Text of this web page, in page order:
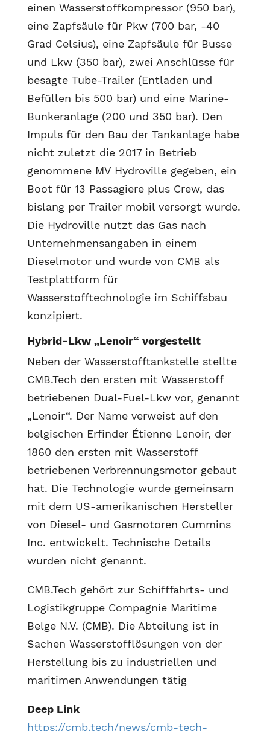
einen Wasserstoffkompressor (950 bar),
eine Zapfsäule für Pkw (700 bar, -40
Grad Celsius), eine Zapfsäule für Busse
und Lkw (350 bar), zwei Anschlüsse für
besagte Tube-Trailer (Entladen und
Befüllen bis 500 bar) und eine Marine-
Bunkeranlage (200 und 350 bar). Den
Impuls für den Bau der Tankanlage habe
nicht zuletzt die 2017 in Betrieb
genommene MV Hydroville gegeben, ein
Boot für 13 Passagiere plus Crew, das
bislang per Trailer mobil versorgt wurde.
Die Hydroville nutzt das Gas nach
Unternehmensangaben in einem
Dieselmotor und wurde von CMB als
Testplattform für
Wasserstofftechnologie im Schiffsbau
konzipiert.
Hybrid-Lkw „Lenoir“ vorgestellt
Neben der Wasserstofftankstelle stellte
CMB.Tech den ersten mit Wasserstoff
betriebenen Dual-Fuel-Lkw vor, genannt
„Lenoir“. Der Name verweist auf den
belgischen Erfinder Étienne Lenoir, der
1860 den ersten mit Wasserstoff
betriebenen Verbrennungsmotor gebaut
hat. Die Technologie wurde gemeinsam
mit dem US-amerikanischen Hersteller
von Diesel- und Gasmotoren Cummins
Inc. entwickelt. Technische Details
wurden nicht genannt.
CMB.Tech gehört zur Schifffahrts- und
Logistikgruppe Compagnie Maritime
Belge N.V. (CMB). Die Abteilung ist in
Sachen Wasserstofflösungen von der
Herstellung bis zu industriellen und
maritimen Anwendungen tätig
Deep Link
https://cmb.tech/news/cmb-tech-